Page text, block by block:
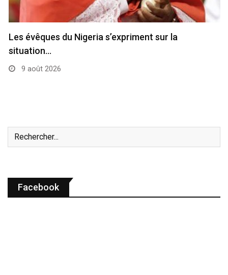
Les évêques du Nigeria s’expriment sur la
situation…
9 août 2026
Facebook